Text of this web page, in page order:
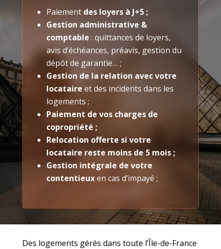
Paiement des loyers à J+5 ;
Gestion administrative &
comptable : quittances de loyers,
avis d’échéances, préavis, gestion du
dépôt de garantie… ;
Gestion de la relation avec votre
locataire et des incidents dans les
logements ;
Paiement de vos charges de
copropriété ;
Relocation offerte si votre
locataire reste moins de 5 mois ;
Gestion intégrale de votre
contentieuxen cas d’impayé ;
Des logements gérés dans toute l’Île-de-France